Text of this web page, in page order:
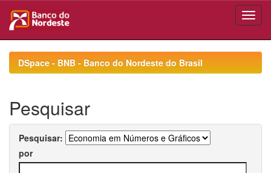
navigationDSpace - BNB - Banco do Nordeste do Brasil
Pesquisar
Pesquisar:
por